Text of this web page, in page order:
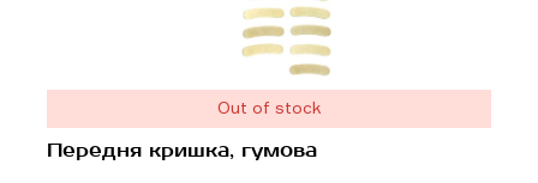
Out of stock
Передня кришка, гумова